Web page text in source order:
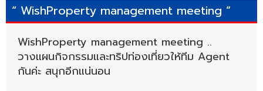
“ WishProperty management meeting ”
WishProperty management meeting ..
วางแผนกิจกรรมและทริปท่องเที่ยวให้ทีม Agent
กันค่ะ สนุกอีกแน่นอน